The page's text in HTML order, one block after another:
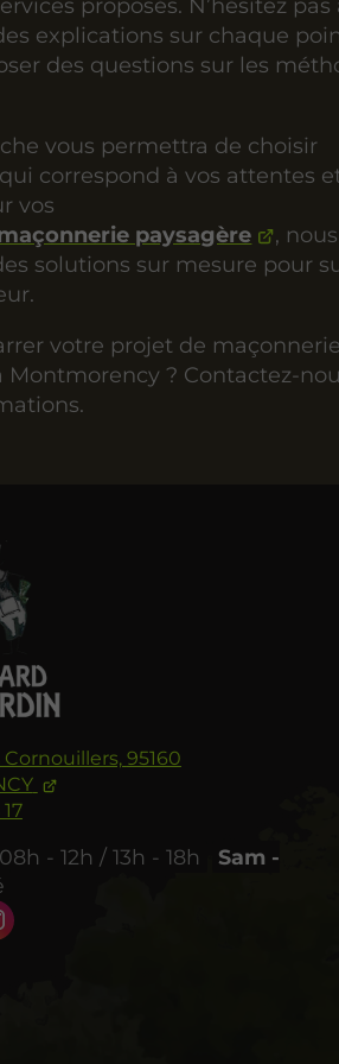
proposés. N’hésitez pas
explications sur chaque
des questions sur les
vous permettra de choisir
correspond à vos attentes
vos
paysagère
,
solutions sur mesure pour
votre projet de maçonnerie
Montmorency ? Contactez-
Cornouillers, 95160
08h - 12h / 13h - 18h
Sam -